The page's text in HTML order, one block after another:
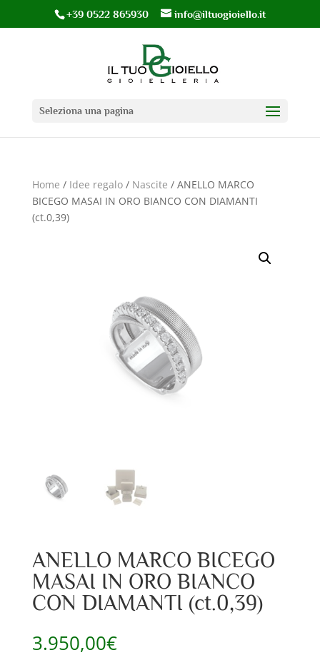
+39 0522 865930 info@iltuogioiello.it
Seleziona una pagina
Home / Idee regalo/ Nascite / ANELLO MARCO
BICEGO MASAI IN ORO BIANCO CON DIAMANTI
(ct.0,39)
ANELLO MARCO BICEGO
MASAI IN ORO BIANCO
CON DIAMANTI (ct.0,39)
3.950,00€